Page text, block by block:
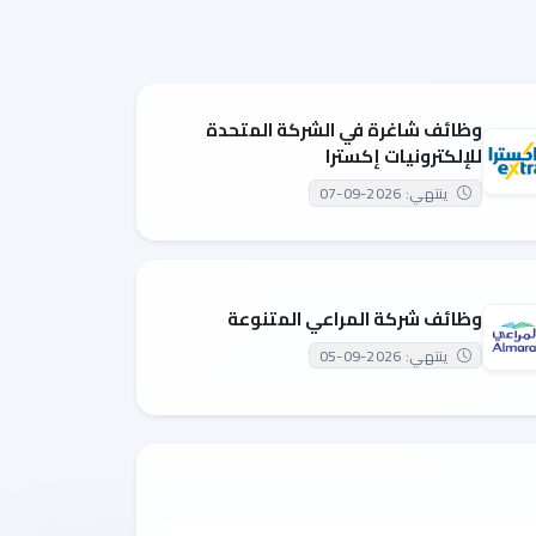
وظائف شاغرة في الشركة المتحدة
للإلكترونيات إكسترا
ينتهي: 2026-09-07
وظائف شركة المراعي المتنوعة
ينتهي: 2026-09-05